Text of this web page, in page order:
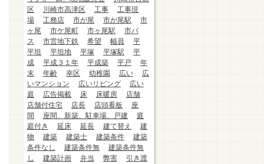
区
川崎市高津区 工事
工事現
場
工務店 市が尾 市が尾駅
市
ヶ尾
市ケ尾町 市ヶ尾駅
市バ
ス
市営地下鉄 希望 幅員
平
平坦
平坦地 平塚 平塚駅
平
成
平成３１年 平成築 平戸
年
末
年齢 幸区 幼稚園 広い
広
いマンション
広いリビング
広い
庭
広告掲載 床 床暖房
店舗
店舗付住宅
店長 店頭看板
座
間
座間、新築、駐車場、戸建
庭
庭付き
延床 延長 建て替え
建
物
建築 建築士 建築条件
建築
条件なし
建築条件無
建築条件無
し
建築計画 弁当 弊害
引き渡